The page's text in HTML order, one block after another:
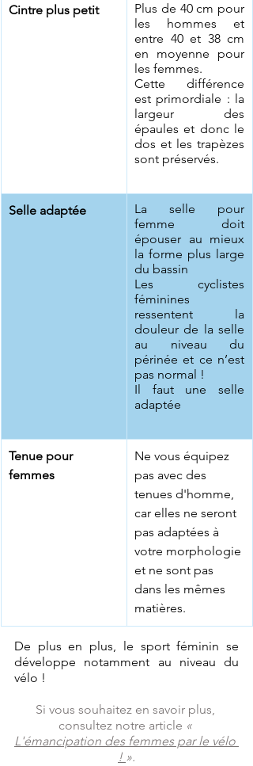
Cintre plus petit
​Plus de 40 cm pour
les hommes et
entre 40 et 38 cm
en moyenne pour
les femmes.
Cette différence
est primordiale : la
largeur des
épaules et donc le
dos et les trapèzes
sont préservés.
Selle adaptée
La selle pour
femme doit
épouser au mieux
la forme plus large
du bassin
Les cyclistes
féminines
ressentent la
douleur de la selle
au niveau du
périnée et ce n’est
pas normal !
Il faut une selle
adaptée
Tenue pour
femmes
​Ne vous équipez
pas avec des
tenues d'homme,
car elles ne seront
pas adaptées à
votre morphologie
et ne sont pas
dans les mêmes
matières.
De plus en plus, le sport féminin se
développe notamment au niveau du
vélo !
Si vous souhaitez en savoir plus,
consultez notre article «
L'émancipation des femmes par le vélo
! ».